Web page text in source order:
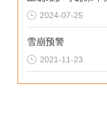
2024-07-25
雪崩预警
2021-11-23